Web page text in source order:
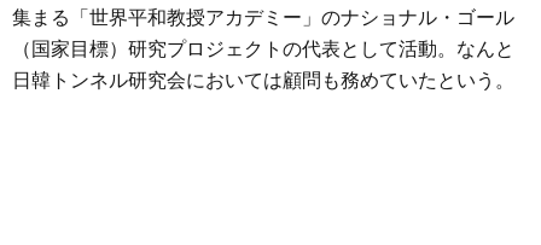
集まる「世界平和教授アカデミー」のナショナル・ゴール
（国家目標）研究プロジェクトの代表として活動。なんと
日韓トンネル研究会においては顧問も務めていたという。